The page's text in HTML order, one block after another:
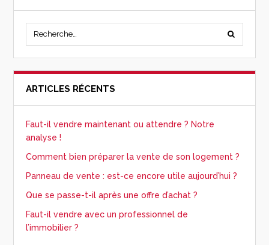
ARTICLES RÉCENTS
Faut-il vendre maintenant ou attendre ? Notre
analyse !
Comment bien préparer la vente de son logement ?
Panneau de vente : est-ce encore utile aujourd’hui ?
Que se passe-t-il après une offre d’achat ?
Faut-il vendre avec un professionnel de
l’immobilier ?